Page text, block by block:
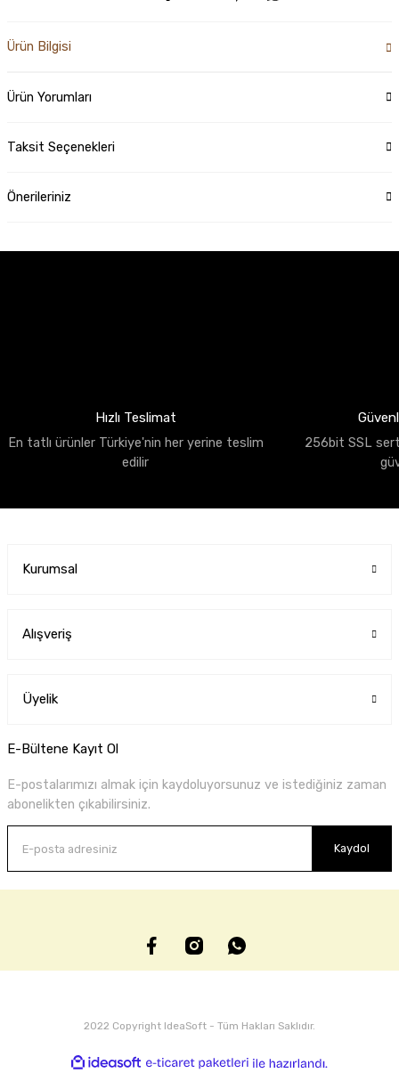
Ürün Bilgisi
Ürün Yorumları
Taksit Seçenekleri
Önerileriniz
Hızlı Teslimat
En tatlı ürünler Türkiye'nin her yerine teslim
edilir
256bit SSL
Kurumsal
Alışveriş
Üyelik
E-Bültene Kayıt Ol
E-postalarımızı almak için kaydoluyorsunuz ve istediğiniz zaman
abonelikten çıkabilirsiniz.
Kaydol
2022 Copyright IdeaSoft - Tüm Hakları Saklıdır.
ideasoft
e-